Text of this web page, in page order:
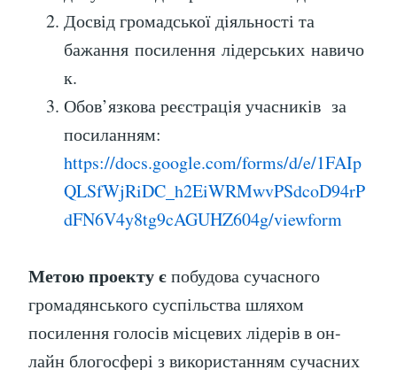
Досвід громадської діяльності та
бажання посилення лідерських навичо
к.
Обов’язкова реєстрація учасників за
посиланням:
https://docs.google.com/forms/d/e/1FAIp
QLSfWjRiDC_h2EiWRMwvPSdcoD94rP
dFN6V4y8tg9cAGUHZ604g/viewform
Метою проекту єпобудова сучасного
громадянського суспільства шляхом
посилення голосів місцевих лідерів в он-
лайн блогосфері з використанням сучасних